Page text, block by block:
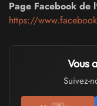
Page Facebook de
https://
Vous
Suivez-